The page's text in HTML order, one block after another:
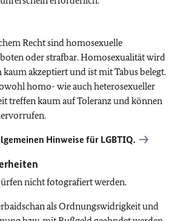
Recht sind homosexuelle
oder strafbar. Homosexualität wird
kaum akzeptiert und ist mit Tabus belegt.
homo- wie auch heterosexueller
treffen kaum auf Toleranz und können
Hinweise für LGBTIQ.
nicht fotografiert werden.
als Ordnungswidrigkeit und